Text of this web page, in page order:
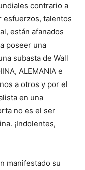
contrario a
esfuerzos, talentos
están afanados
poseer una
subasta de Wall
ALEMANIA e
a otros y por el
en una
no es el ser
¡Indolentes,
manifestado su